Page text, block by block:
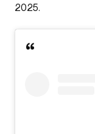
2025.